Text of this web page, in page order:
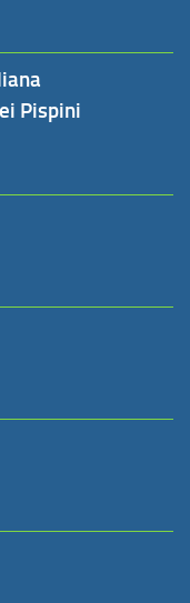
Pispini